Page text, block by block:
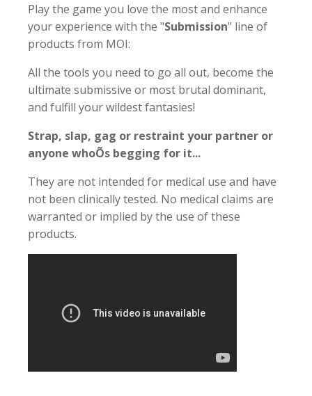
Play the game you love the most and enhance
your experience with the "Submission" line of
products from MOI:
All the tools you need to go all out, become the
ultimate submissive or most brutal dominant,
and fulfill your wildest fantasies!
Strap, slap, gag or restraint your partner or
anyone whoÕs begging for it...
They are not intended for medical use and have
not been clinically tested. No medical claims are
warranted or implied by the use of these
products.